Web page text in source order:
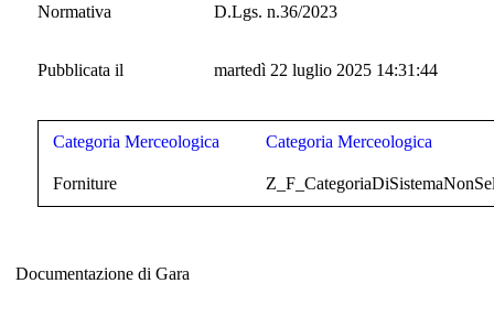
Normativa
D.Lgs. n.36/2023
Pubblicata il martedì 22 luglio 2025 14:31:44
Categoria Merceologica Categoria Merceologica
Forniture
Documentazione di Gara